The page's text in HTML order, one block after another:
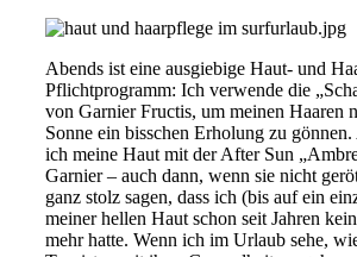
Abends ist eine ausgiebige Haut- und
Pflichtprogramm: Ich verwende die
von Garnier Fructis, um meinen Haaren
Sonne ein bisschen Erholung zu
ich meine Haut mit der After Sun
Garnier – auch dann, wenn sie nicht
ganz stolz sagen, dass ich (bis auf ein
meiner hellen Haut schon seit Jahren
mehr hatte. Wenn ich im Urlaub sehe,